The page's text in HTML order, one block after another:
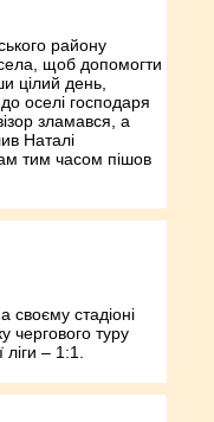
району
села, щоб допомогти
цілий день,
оселі господаря
зламався, а
Наталі
тим часом пішов
своєму стадіоні
чергового туру
ліги – 1:1.